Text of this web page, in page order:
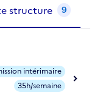
structure 9
intérimaire
35h/semaine